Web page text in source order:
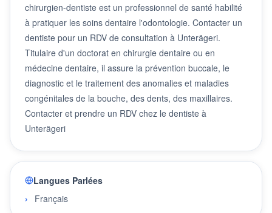
chirurgien-dentiste est un professionnel de santé habilité
à pratiquer les soins dentaire l'odontologie. Contacter un
dentiste pour un RDV de consultation à Unterägeri.
Titulaire d'un doctorat en chirurgie dentaire ou en
médecine dentaire, il assure la prévention buccale, le
diagnostic et le traitement des anomalies et maladies
congénitales de la bouche, des dents, des maxillaires.
Contacter et prendre un RDV chez le dentiste à
Unterägeri
Langues Parlées
Français